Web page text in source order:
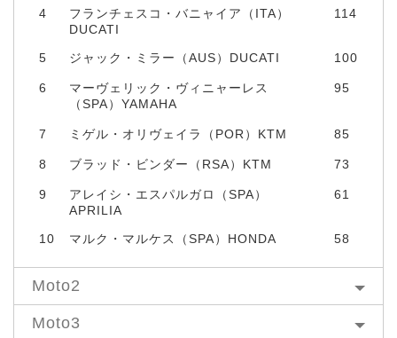
4
フランチェスコ・バニャイア（ITA）
DUCATI
114
5 ジャック・ミラー（AUS）DUCATI 100
6
マーヴェリック・ヴィニャーレス
（SPA）YAMAHA
95
7 ミゲル・オリヴェイラ（POR）KTM 85
8 ブラッド・ビンダー（RSA）KTM 73
9
アレイシ・エスパルガロ（SPA）
APRILIA
61
10 マルク・マルケス（SPA）HONDA 58
Moto2
Moto3